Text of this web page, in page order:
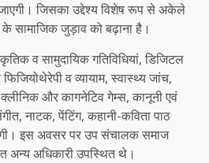
जिसका उद्देश्य विशेष रूप से अकेले
सामाजिक जुड़ाव को बढ़ाना है।
व सामुदायिक गतिविधियां, डिजिटल
व व्यायाम, स्वास्थ्य जांच,
और कागनेटिव गेम्स, कानूनी एवं
नाटक, पेंटिंग, कहानी-कविता पाठ
इस अवसर पर उप संचालक समाज
अन्य अधिकारी उपस्थित थे।